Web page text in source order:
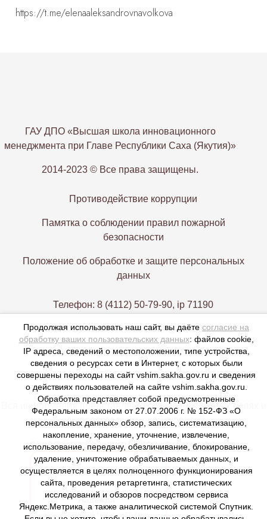
Надежда
Здравствуйте! Напишите мне,
https://t.me/elenaaleksandrovnavolkova
ГАУ ДПО «Высшая школа инновационного
менеджмента при Главе Республики Саха (Якутия)»
2014-2023 © Все права защищены.
Противодействие коррупции
Памятка о соблюдении правил пожарной
безопасности
Положение об обработке и защите персональных
данных
Телефон: 8 (4112) 50-79-90, ip 71190
Электронная почта: vshim@gov14.ru
677000, г. Якутск, пр. Ленина 1, этаж 9-12
Вся информация представлена в ознакомительных целях и
не является публичной офертой,
пожалуйста уточняйте детали в наших офисах
Продолжая использовать наш сайт, вы даёте согласие на
обработку ваших пользовательских данных: файлов cookie,
IP адреса, сведений о местоположении, типе устройства,
сведения о ресурсах сети в Интернет, с которых были
совершены переходы на сайт vshim.sakha.gov.ru и сведения
о действиях пользователей на сайте vshim.sakha.gov.ru.
Обработка представляет собой предусмотренные
Федеральным законом от 27.07.2006 г. № 152-ФЗ «О
персональных данных» обзор, запись, систематизацию,
накопление, хранение, уточнение, извлечение,
использование, передачу, обезличивание, блокирование,
удаление, уничтожение обрабатываемых данных, и
осуществляется в целях полноценного функционирования
сайта, проведения ретаргетинга, статистических
исследований и обзоров посредством сервиса
Яндекс.Метрика, а также аналитической системой Спутник.